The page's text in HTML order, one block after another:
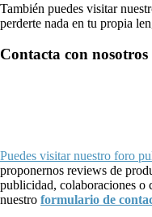
También puedes visitar
perderte nada en tu propia
Contacta con nosotros
Puedes visitar nuestro foro
proponernos reviews de
publicidad, colaboraciones o
nuestro formulario de